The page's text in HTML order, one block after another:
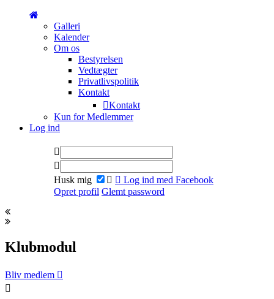
Galleri
Kalender
Om os
Bestyrelsen
Vedtægter
Privatlivspolitik
Kontakt
Kontakt
Kun for Medlemmer
Log ind
Husk mig
Log ind med Facebook
Opret profil Glemt password
Klubmodul
Bliv medlem